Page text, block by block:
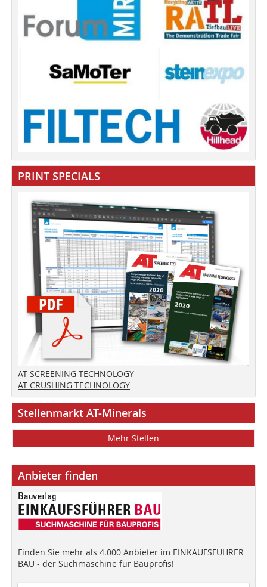
PRINT SPECIALS
AT SCREENING TECHNOLOGY
AT CRUSHING TECHNOLOGY
Stellenmarkt AT-Minerals
Mehr Stellen
Anbieter finden
Finden Sie mehr als 4.000 Anbieter im EINKAUFSFÜHRER
BAU - der Suchmaschine für Bauprofis!